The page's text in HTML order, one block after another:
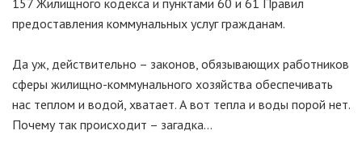
157 Жилищного кодекса и пунктами 60 и 61 Правил
предоставления коммунальных услуг гражданам.
Да уж, действительно – законов, обязывающих работников
сферы жилищно-коммунального хозяйства обеспечивать
нас теплом и водой, хватает. А вот тепла и воды порой нет.
Почему так происходит – загадка…